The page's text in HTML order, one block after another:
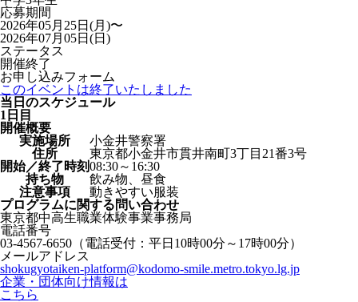
応募期間
2026年05月25日(月)〜
2026年07月05日(日)
ステータス
開催終了
お申し込みフォーム
このイベントは終了いたしました
当日のスケジュール
1日目
開催概要
実施場所
小金井警察署
住所
東京都小金井市貫井南町3丁目21番3号
開始／終了時刻08:30～16:30
持ち物
飲み物、昼食
注意事項
動きやすい服装
プログラムに関する問い合わせ
東京都中高生職業体験事業事務局
電話番号
03-4567-6650 （電話受付：平日10時00分～17時00分）
メールアドレス
shokugyotaiken-platform@kodomo-smile.metro.tokyo.lg.jp
企業・団体向け情報は
こちら